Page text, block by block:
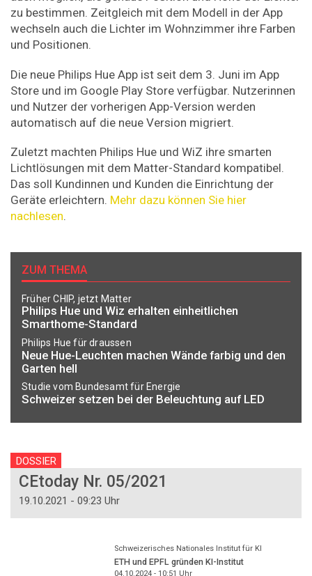
zu bestimmen. Zeitgleich mit dem Modell in der App
wechseln auch die Lichter im Wohnzimmer ihre Farben
und Positionen.
Die neue Philips Hue App ist seit dem 3. Juni im App
Store und im Google Play Store verfügbar. Nutzerinnen
und Nutzer der vorherigen App-Version werden
automatisch auf die neue Version migriert.
Zuletzt machten Philips Hue und WiZ ihre smarten
Lichtlösungen mit dem Matter-Standard kompatibel.
Das soll Kundinnen und Kunden die Einrichtung der
Geräte erleichtern. Mehr dazu können Sie hier
nachlesen.
ZUM THEMA
Früher CHIP, jetzt Matter
Philips Hue und Wiz erhalten einheitlichen
Smarthome-Standard
Philips Hue für draussen
Neue Hue-Leuchten machen Wände farbig und den
Garten hell
Studie vom Bundesamt für Energie
Schweizer setzen bei der Beleuchtung auf LED
DOSSIER
CEtoday Nr. 05/2021
19.10.2021 - 09:23 Uhr
Schweizerisches Nationales Institut für KI
ETH und EPFL gründen KI-Institut
04.10.2024 - 10:51 Uhr